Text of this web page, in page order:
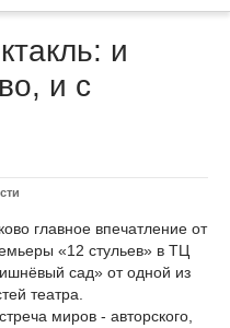
и
и с
главное впечатление от
«12 стульев» в ТЦ
сад» от одной из
театра.
миров - авторского,